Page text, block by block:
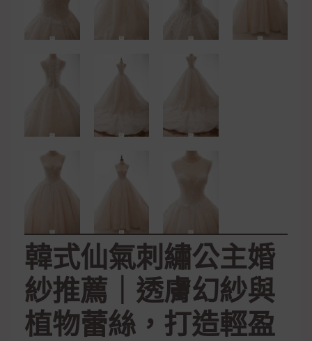
韓式仙氣刺繡公主婚
紗推薦｜透膚幻紗與
植物蕾絲，打造輕盈